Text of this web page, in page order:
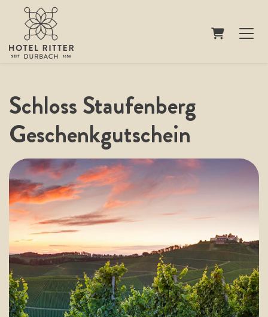
Warenkorb
Schloss Staufenberg
Geschenkgutschein